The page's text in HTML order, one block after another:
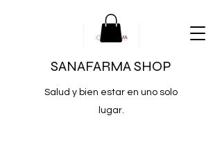
SANAFARMA SHOP
Salud y bien estar en uno solo
lugar.